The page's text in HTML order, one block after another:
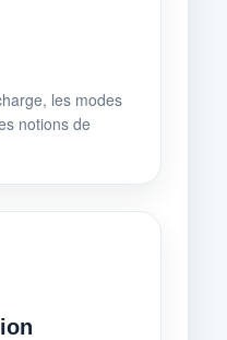
les modes
notions de